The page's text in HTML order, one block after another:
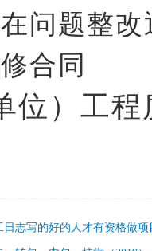
问题整
合同
位）工
志写的好的人才有资格做项